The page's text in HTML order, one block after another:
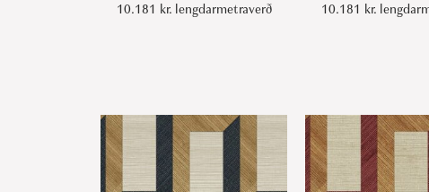
10.181 kr.lengdarmetraverð 10.181 kr.